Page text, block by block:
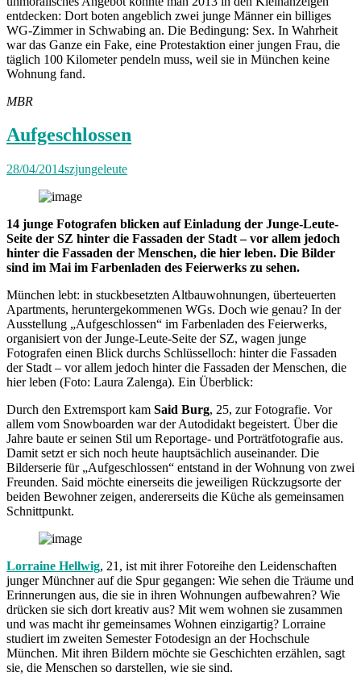
entdecken: Dort boten angeblich zwei junge Männer ein billiges
WG-Zimmer in Schwabing an. Die Bedingung: Sex. In Wahrheit
war das Ganze ein Fake, eine Protestaktion einer jungen Frau, die
täglich 100 Kilometer pendeln muss, weil sie in München keine
Wohnung fand.
MBR
Aufgeschlossen
28/04/2014szjungeleute
14 junge Fotografen blicken auf Einladung der Junge-Leute-
Seite der SZ hinter die Fassaden der Stadt – vor allem jedoch
hinter die Fassaden der Menschen, die hier leben. Die Bilder
sind im Mai im Farbenladen des Feierwerks zu sehen.
München lebt: in stuckbesetzten Altbauwohnungen, überteuerten
Apartments, heruntergekommenen WGs. Doch wie genau? In der
Ausstellung „Aufgeschlossen“ im Farbenladen des Feierwerks,
organisiert von der Junge-Leute-Seite der SZ, wagen junge
Fotografen einen Blick durchs Schlüsselloch: hinter die Fassaden
der Stadt – vor allem jedoch hinter die Fassaden der Menschen, die
hier leben (Foto: Laura Zalenga). Ein Überblick:
Durch den Extremsport kam Said Burg, 25, zur Fotografie. Vor
allem vom Snowboarden war der Autodidakt begeistert. Über die
Jahre baute er seinen Stil um Reportage- und Porträtfotografie aus.
Damit setzt er sich noch heute hauptsächlich auseinander. Die
Bilderserie für „Aufgeschlossen“ entstand in der Wohnung von zwei
Freunden. Said möchte einerseits die jeweiligen Rückzugsorte der
beiden Bewohner zeigen, andererseits die Küche als gemeinsamen
Schnittpunkt.
Lorraine Hellwig, 21, ist mit ihrer Fotoreihe den Leidenschaften
junger Münchner auf die Spur gegangen: Wie sehen die Träume und
Erinnerungen aus, die sie in ihren Wohnungen aufbewahren? Wie
drücken sie sich dort kreativ aus? Mit wem wohnen sie zusammen
und was macht ihr gemeinsames Wohnen einzigartig? Lorraine
studiert im zweiten Semester Fotodesign an der Hochschule
München. Mit ihren Bildern möchte sie Geschichten erzählen, sagt
sie, die Menschen so darstellen, wie sie sind.